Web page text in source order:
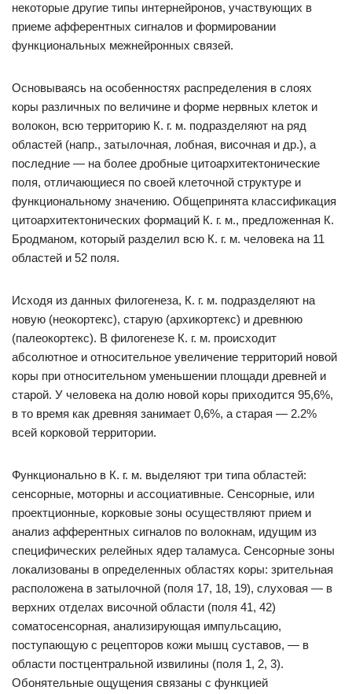
некоторые другие типы интернейронов, участвующих в
приеме афферентных сигналов и формировании
функциональных межнейронных связей.
Основываясь на особенностях распределения в слоях
коры различных по величине и форме нервных клеток и
волокон, всю территорию К. г. м. подразделяют на ряд
областей (напр., затылочная, лобная, височная и др.), а
последние — на более дробные цитоархитектонические
поля, отличающиеся по своей клеточной структуре и
функциональному значению. Общепринята классификация
цитоархитектонических формаций К. г. м., предложенная К.
Бродманом, который разделил всю К. г. м. человека на 11
областей и 52 поля.
Исходя из данных филогенеза, К. г. м. подразделяют на
новую (неокортекс), старую (архикортекс) и древнюю
(палеокортекс). В филогенезе К. г. м. происходит
абсолютное и относительное увеличение территорий новой
коры при относительном уменьшении площади древней и
старой. У человека на долю новой коры приходится 95,6%,
в то время как древняя занимает 0,6%, а старая — 2.2%
всей корковой территории.
Функционально в К. г. м. выделяют три типа областей:
сенсорные, моторны и ассоциативные. Сенсорные, или
проектционные, корковые зоны осуществляют прием и
анализ афферентных сигналов по волокнам, идущим из
специфических релейных ядер таламуса. Сенсорные зоны
локализованы в определенных областях коры: зрительная
расположена в затылочной (поля 17, 18, 19), слуховая — в
верхних отделах височной области (поля 41, 42)
соматосенсорная, анализирующая импульсацию,
поступающую с рецепторов кожи мышц суставов, — в
области постцентральной извилины (поля 1, 2, 3).
Обонятельные ощущения связаны с функцией